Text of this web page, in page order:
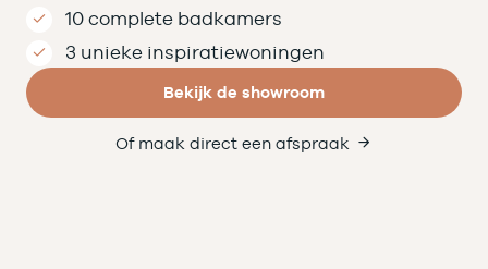
10 complete badkamers
3 unieke inspiratiewoningen
Bekijk de showroom
Of maak direct een afspraak